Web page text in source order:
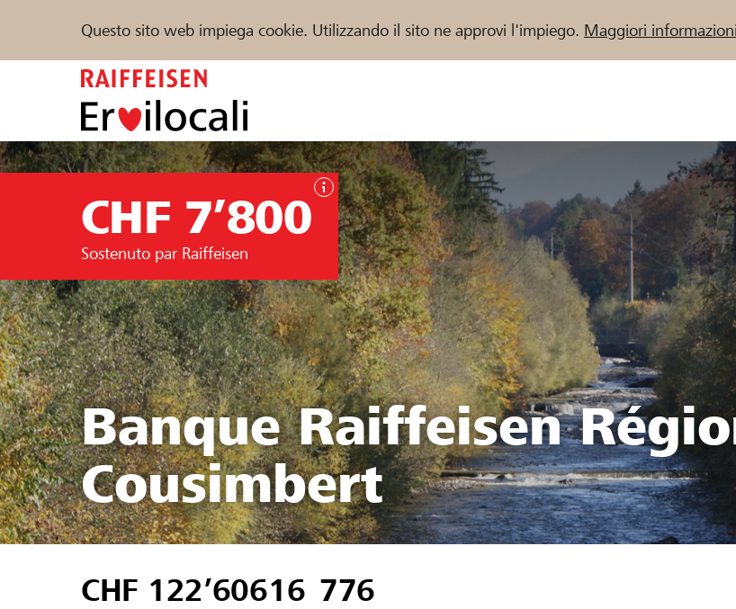
Questo sito web impiega cookie. Utilizzando il sito ne approvi l'impiego. Maggiori informazioni
Aiuto & supporto Partner / Banche Raiffeisen
Trova progetti e organizzazioni
DE FR IT
CHF 7’800
Sostenuto par Raiffeisen
Banque Raiffeisen
Cousimbert
CHF 122’60616 776